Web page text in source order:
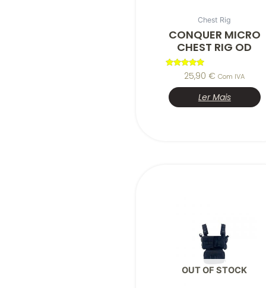
Chest Rig
CONQUER MICRO
CHEST RIG OD
Avaliação
5.00
de 5
25,90€ Com IVA
Ler Mais
OUT OF STOCK